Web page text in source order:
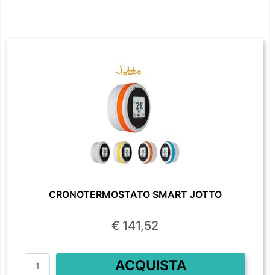
CRONOTERMOSTATO SMART JOTTO
€ 141,52
Quantità
ACQUISTA